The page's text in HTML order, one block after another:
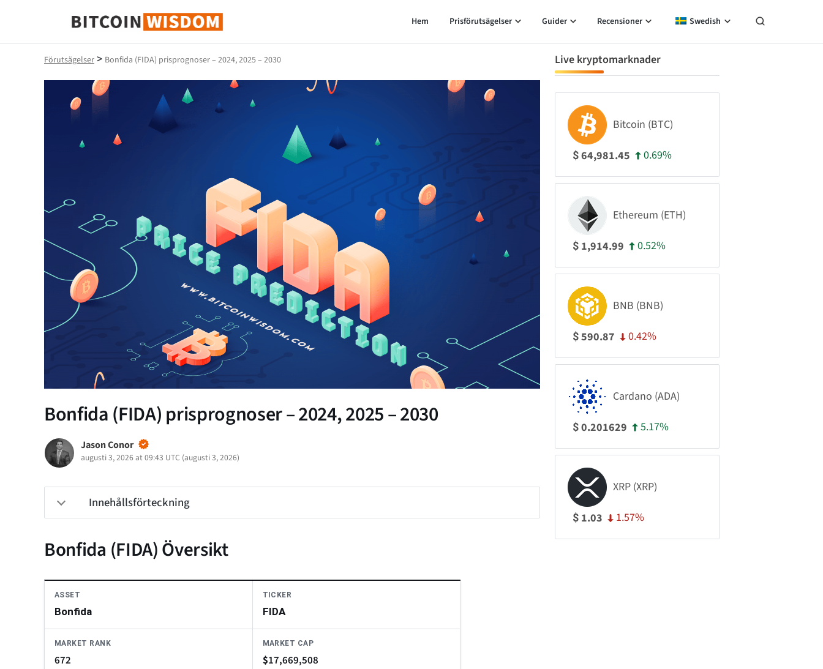
Bitcoin Wisdom
Hem Prisförutsägelser Guider Recensioner Swedish
Förutsägelser > Bonfida (FIDA) prisprognoser – 2024, 2025 – 2030
Bonfida (FIDA) prisprognoser – 2024, 2025 – 2030
Jason Conor
augusti 3, 2026 at 09:43 UTC (augusti 3, 2026)
Innehållsförteckning
Bonfida (FIDA) Översikt
ASSET
Bonfida
TICKER
FIDA
MARKET RANK
672
MARKET CAP
$17,669,508
Live kryptomarknader
Bitcoin (BTC)
$64,981.45 0.69%
Ethereum (ETH)
$ 1,914.99 0.52%
BNB (BNB)
$590.87 0.42%
Cardano (ADA)
$0.201629 5.17%
XRP (XRP)
$ 1.03 1.57%